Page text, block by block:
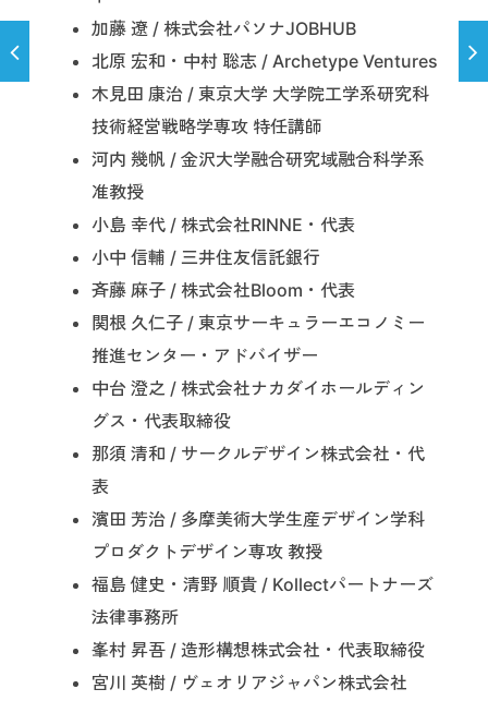
加藤 遼 / 株式会社パソナJOBHUB
北原 宏和・中村 聡志 / Archetype Ventures
木見田 康治 / 東京大学 大学院工学系研究科
技術経営戦略学専攻 特任講師
河内 幾帆 / 金沢大学融合研究域融合科学系
准教授
小島 幸代 / 株式会社RINNE・代表
小中 信輔 / 三井住友信託銀行
斉藤 麻子 / 株式会社Bloom・代表
関根 久仁子 / 東京サーキュラーエコノミー
推進センター・アドバイザー
中台 澄之 / 株式会社ナカダイホールディン
グス・代表取締役
那須 清和 / サークルデザイン株式会社・代
表
濱田 芳治 / 多摩美術大学生産デザイン学科
プロダクトデザイン専攻 教授
福島 健史・清野 順貴 / Kollectパートナーズ
法律事務所
峯村 昇吾 / 造形構想株式会社・代表取締役
宮川 英樹 / ヴェオリアジャパン株式会社